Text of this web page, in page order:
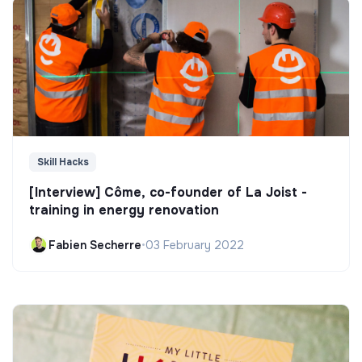
Skill Hacks
[Interview] Côme, co-founder of La Joist -
training in energy renovation
Fabien Secherre•03 February 2022